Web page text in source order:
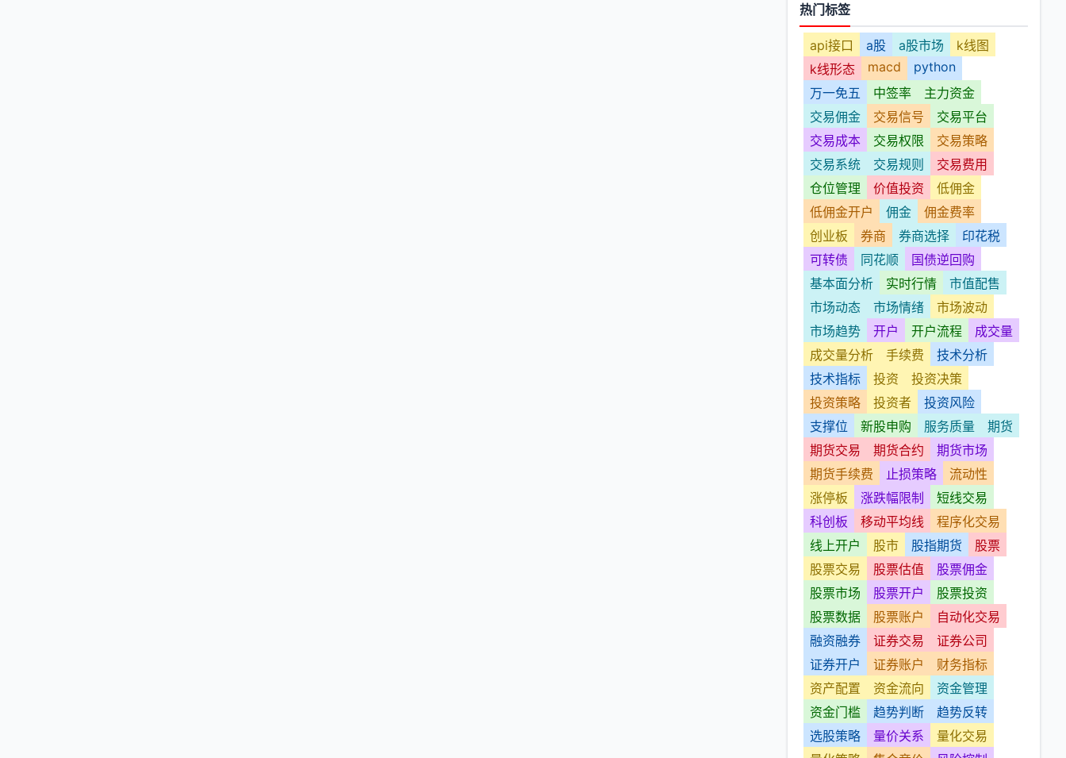
热门标签
api接口 a股 a股市场
k线图
k线形态
macd
python
万一免五
中签率
主力资金
交易佣金
交易信号
交易平台
交易成本
交易权限
交易策略
交易系统
交易规则
交易费用
仓位管理
价值投资
低佣金
低佣金开户
佣金
佣金费率
创业板
券商 券商选择
印花税
可转债
同花顺
国债逆回购
基本面分析
实时行情
市值配售
市场动态
市场情绪
市场波动
市场趋势
开户 开户流程
成交量
成交量分析
手续费
技术分析
技术指标
投资
投资决策
投资策略
投资者
投资风险
支撑位
新股申购 服务质量
期货
期货交易
期货合约
期货市场
期货手续费
止损策略
流动性
涨停板
涨跌幅限制
短线交易
科创板
移动平均线
程序化交易
线上开户
股市 股指期货
股票
股票交易
股票估值
股票佣金
股票市场
股票开户
股票投资
股票数据
股票账户
自动化交易
融资融券
证券交易
证券公司
证券开户
证券账户
财务指标
资产配置
资金流向
资金管理
资金门槛
趋势判断
趋势反转
选股策略
量价关系
量化交易